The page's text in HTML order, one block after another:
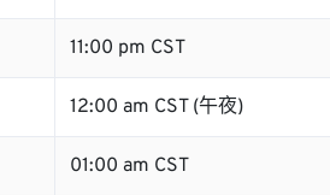
11:00 pm CST
12:00 am CST (午夜)
01:00 am CST